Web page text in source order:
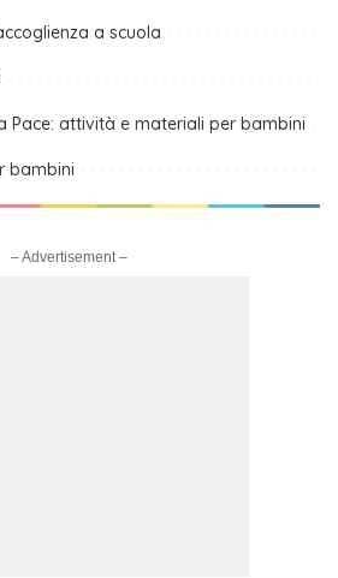
a scuola
Pace: attività e materiali per bambini
bambini
– Advertisement –